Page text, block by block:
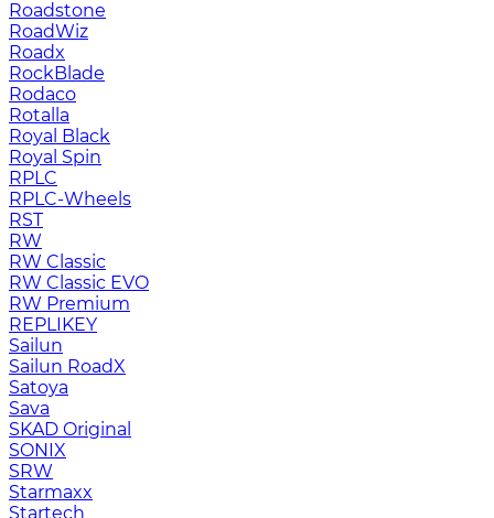
Roadstone
RoadWiz
Roadx
RockBlade
Rodaco
Rotalla
Royal Black
Royal Spin
RPLC
RPLC-Wheels
RST
RW
RW Classic
RW Classic EVO
RW Premium
RЕPLIKEY
Sailun
Sailun RoadX
Satoya
Sava
SKAD Original
SONIX
SRW
Starmaxx
Startech